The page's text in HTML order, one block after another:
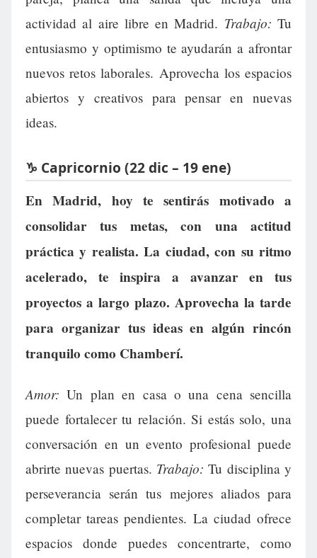
actividad al aire libre en Madrid. Trabajo: Tu
entusiasmo y optimismo te ayudarán a afrontar
nuevos retos laborales. Aprovecha los espacios
abiertos y creativos para pensar en nuevas
ideas.
♑ Capricornio (22 dic – 19 ene)
En Madrid, hoy te sentirás motivado a
consolidar tus metas, con una actitud
práctica y realista. La ciudad, con su ritmo
acelerado, te inspira a avanzar en tus
proyectos a largo plazo. Aprovecha la tarde
para organizar tus ideas en algún rincón
tranquilo como Chamberí.
Amor: Un plan en casa o una cena sencilla
puede fortalecer tu relación. Si estás solo, una
conversación en un evento profesional puede
abrirte nuevas puertas. Trabajo: Tu disciplina y
perseverancia serán tus mejores aliados para
completar tareas pendientes. La ciudad ofrece
espacios donde puedes concentrarte, como